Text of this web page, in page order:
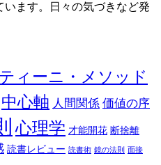
ます。日々の気づきなど発
ィーニ・メソッド
中心軸 人間関係 価値の序
心理学 才能開花 断捨離
読書レビュー 読書術 鏡の法則 面接